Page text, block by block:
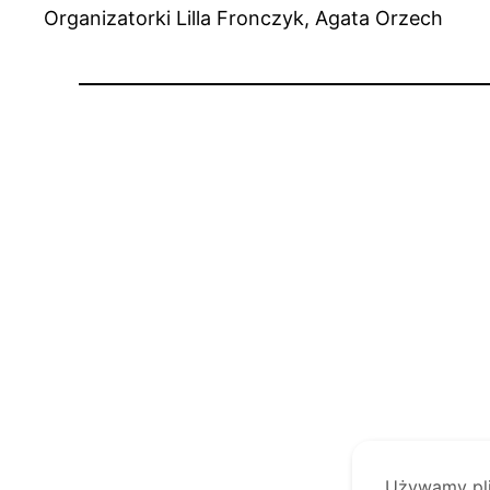
Organizatorki Lilla Fronczyk, Agata Orzech